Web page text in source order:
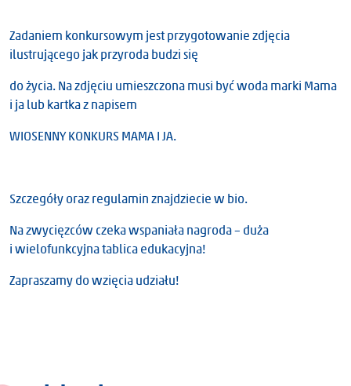
Zadaniem konkursowym jest przygotowanie zdjęcia
ilustrującego jak przyroda budzi się
do życia. Na zdjęciu umieszczona musi być woda marki Mama
i ja lub kartka z napisem
WIOSENNY KONKURS MAMA I JA.
Szczegóły oraz regulamin znajdziecie w bio.
Na zwycięzców czeka wspaniała nagroda – duża
i wielofunkcyjna tablica edukacyjna!
Zapraszamy do wzięcia udziału!